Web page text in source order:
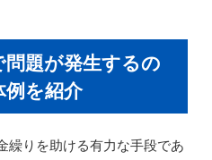
題が発生するの
を紹介
繰りを助ける有力な手段であ